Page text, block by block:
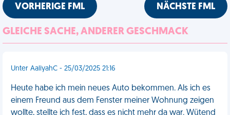
VORHERIGE FML NÄCHSTE FML
GLEICHE SACHE, ANDERER GESCHMACK
Unter AaliyahC - 25/03/2025 21:16
Heute habe ich mein neues Auto bekommen. Als ich es
einem Freund aus dem Fenster meiner Wohnung zeigen
wollte, stellte ich fest, dass es nicht mehr da war. Wütend